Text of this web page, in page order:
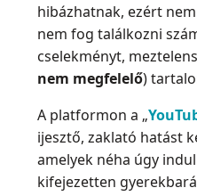
hibázhatnak, ezért
nem fog találkozni
cselekményt,
nem megfelelő)
A platformon a „
ijesztő, zaklató hatást
amelyek néha úgy
kifejezetten